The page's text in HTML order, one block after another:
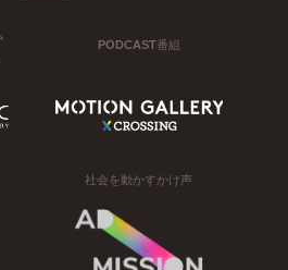
PODCAST番組
社会を動かすかけ声